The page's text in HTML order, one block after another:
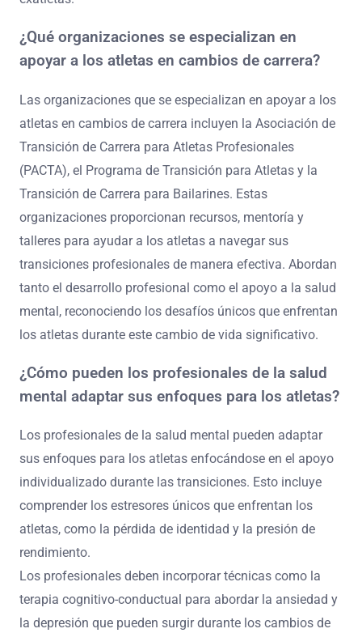
¿Qué organizaciones se especializan en
apoyar a los atletas en cambios de carrera?
Las organizaciones que se especializan en apoyar a los
atletas en cambios de carrera incluyen la Asociación de
Transición de Carrera para Atletas Profesionales
(PACTA), el Programa de Transición para Atletas y la
Transición de Carrera para Bailarines. Estas
organizaciones proporcionan recursos, mentoría y
talleres para ayudar a los atletas a navegar sus
transiciones profesionales de manera efectiva. Abordan
tanto el desarrollo profesional como el apoyo a la salud
mental, reconociendo los desafíos únicos que enfrentan
los atletas durante este cambio de vida significativo.
¿Cómo pueden los profesionales de la salud
mental adaptar sus enfoques para los atletas?
Los profesionales de la salud mental pueden adaptar
sus enfoques para los atletas enfocándose en el apoyo
individualizado durante las transiciones. Esto incluye
comprender los estresores únicos que enfrentan los
atletas, como la pérdida de identidad y la presión de
rendimiento.
Los profesionales deben incorporar técnicas como la
terapia cognitivo-conductual para abordar la ansiedad y
la depresión que pueden surgir durante los cambios de